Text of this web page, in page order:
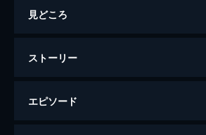
見どころ
ストーリー
エピソード